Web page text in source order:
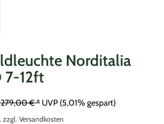
Norditalia
7-12ft
€ * UVP (5,01% gespart)
zzgl. Versandkosten